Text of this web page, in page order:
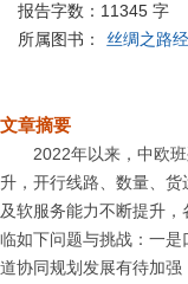
报告字数：11345 字
所属图书：
丝绸之路
文章摘要
2022年以来，中欧
升，开行线路、数量、
及软服务能力不断提升
临如下问题与挑战：一
道协同规划发展有待加强